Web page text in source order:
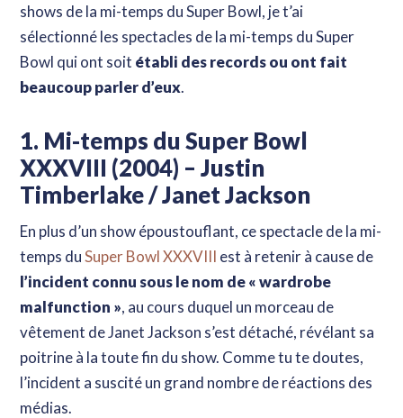
shows de la mi-temps du Super Bowl, je t’ai
sélectionné les spectacles de la mi-temps du Super
Bowl qui ont soit établi des records ou ont fait
beaucoup parler d’eux.
1. Mi-temps du Super Bowl
XXXVIII (2004) – Justin
Timberlake / Janet Jackson
En plus d’un show époustouflant, ce spectacle de la mi-
temps duSuper Bowl XXXVIII est à retenir à cause de
l’incident connu sous le nom de « wardrobe
malfunction », au cours duquel un morceau de
vêtement de Janet Jackson s’est détaché, révélant sa
poitrine à la toute fin du show. Comme tu te doutes,
l’incident a suscité un grand nombre de réactions des
médias.